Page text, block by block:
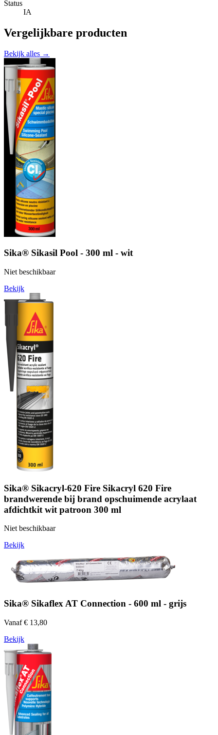
Status
IA
Vergelijkbare producten
Bekijk alles →
Sika® Sikasil Pool - 300 ml - wit
Niet beschikbaar
Bekijk
Sika® Sikacryl-620 Fire Sikacryl 620 Fire
brandwerende bij brand opschuimende acrylaat
afdichtkit wit patroon 300 ml
Niet beschikbaar
Bekijk
Sika® Sikaflex AT Connection - 600 ml - grijs
Vanaf € 13,80
Bekijk